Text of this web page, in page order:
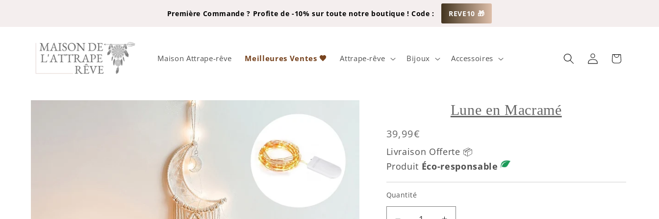
Première Commande ? Profite de -10% sur toute notre boutique ! Code : REVE10 🎁
Maison Attrape-rêve Meilleures Ventes 🤎 Attrape-rêve Bijoux Accessoires Connexion Panier
Passer aux
Lune en Macramé
Prix
habituel
39,99€
Livraison Offerte 📦
Produit Éco-responsable
Quantité